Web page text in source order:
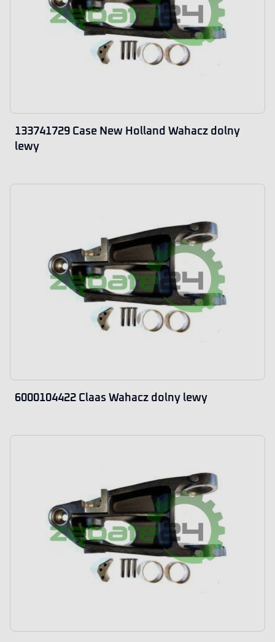
133741729 Case New Holland Wahacz dolny
lewy
6000104422 Claas Wahacz dolny lewy